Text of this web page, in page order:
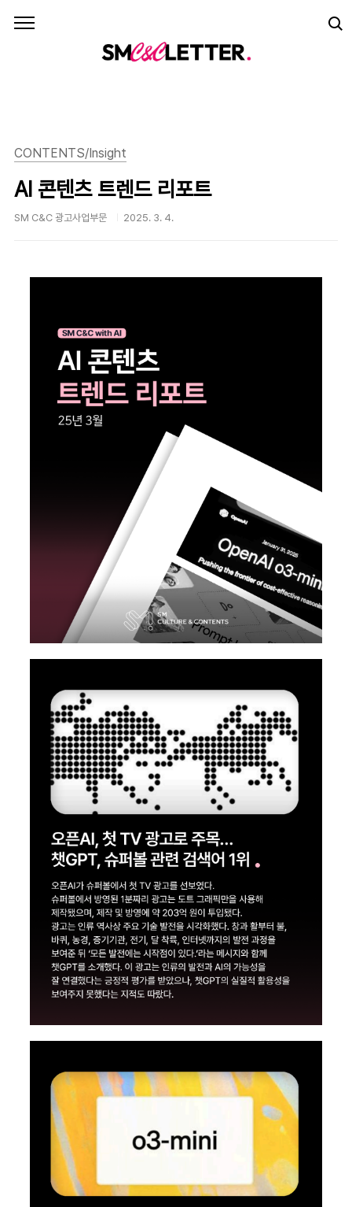
CONTENTS/Insight
AI 콘텐츠 트렌드 리포트
SM C&C 광고사업부문 2025. 3. 4.